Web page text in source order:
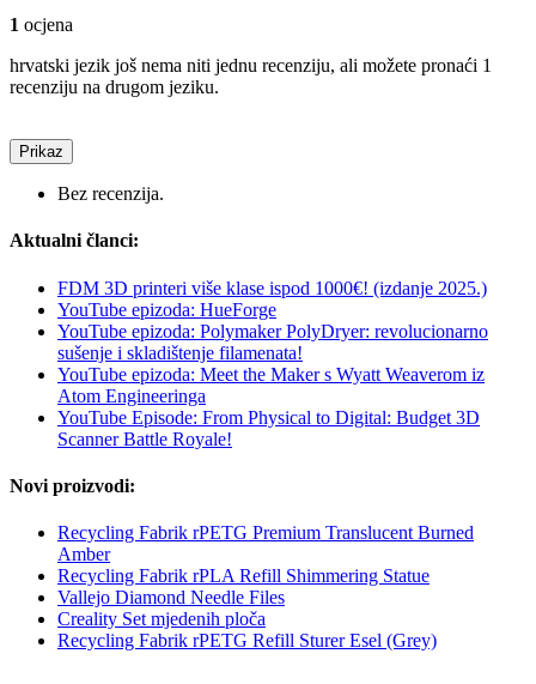
1 ocjena
hrvatski jezik još nema niti jednu recenziju, ali možete pronaći 1
recenziju na drugom jeziku.
Prikaz
Bez recenzija.
Aktualni članci:
FDM 3D printeri više klase ispod 1000€! (izdanje 2025.)
YouTube epizoda: HueForge
YouTube epizoda: Polymaker PolyDryer: revolucionarno
sušenje i skladištenje filamenata!
YouTube epizoda: Meet the Maker s Wyatt Weaverom iz
Atom Engineeringa
YouTube Episode: From Physical to Digital: Budget 3D
Scanner Battle Royale!
Novi proizvodi:
Recycling Fabrik rPETG Premium Translucent Burned
Amber
Recycling Fabrik rPLA Refill Shimmering Statue
Vallejo Diamond Needle Files
Creality Set mjedenih ploča
Recycling Fabrik rPETG Refill Sturer Esel (Grey)